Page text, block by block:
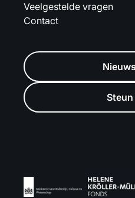
Veelgestelde vragen
Contact